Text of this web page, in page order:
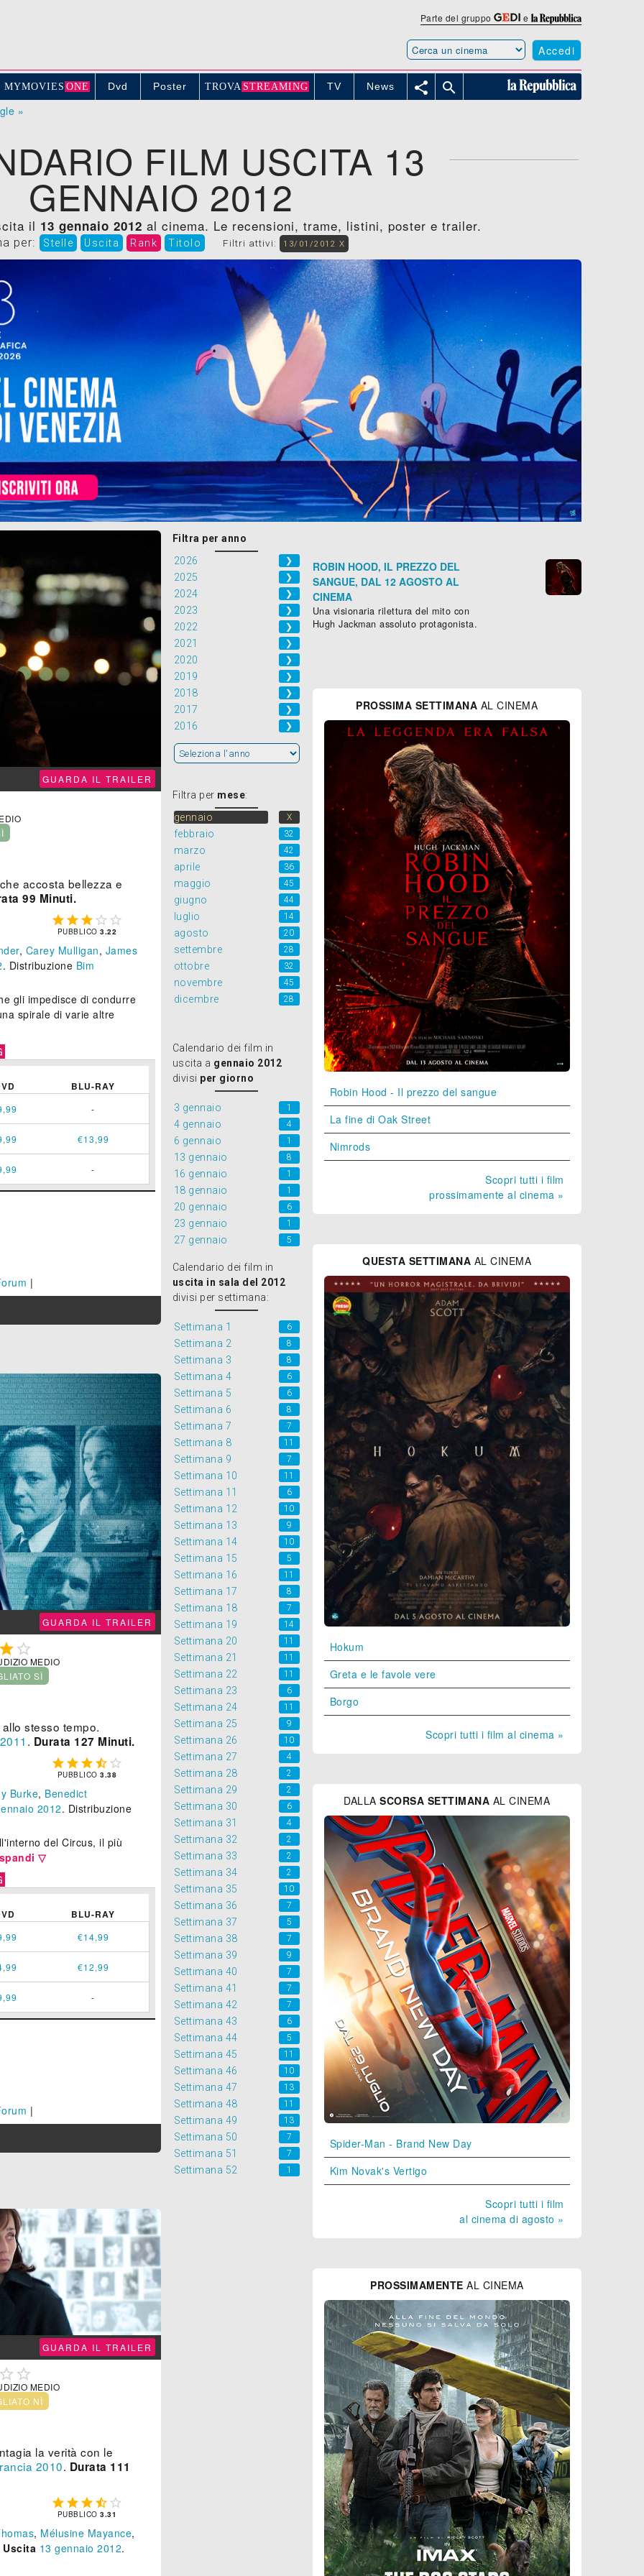
Parte del gruppo e
Accedi
MYMOVIE S ONE Dvd Poster TROVA STREAMING TV News  
»
FILM USCITA 13
GENNAIO 2012
il 13 gennaio 2012 al cinema. Le recensioni, trame, listini, poster e trailer.
per: Stelle Uscita Rank Titolo Filtri attivi: 13/01/2012 X
GUARDA IL TRAILER
accosta bellezza e
99 Minuti.
    
PUBBLICO3.22
, Carey Mulligan, James
. Distribuzione Bim
gli impedisce di condurre
spirale di varie altre
BLU-RAY
-
€13,99
-
|
GUARDA IL TRAILER

MEDIO
SÌ
stesso tempo.
2011 . Durata 127 Minuti.
    
PUBBLICO3.38
Burke, Benedict
2012. Distribuzione
del Circus, il più
▽
BLU-RAY
€14,99
€12,99
-
|
GUARDA IL TRAILER

MEDIO
NÌ
la verità con le
2010. Durata 111
    
PUBBLICO3.31
, Mélusine Mayance,
Uscita 13 gennaio 2012.
Filtra per anno
2026
❯
2025 ❯
2024 ❯
2023 ❯
2022 ❯
2021 ❯
2020 ❯
2019 ❯
2018 ❯
2017 ❯
2016 ❯
Filtra per mese:
gennaio
X
febbraio 32
marzo 42
aprile 36
maggio 45
giugno 44
luglio 14
agosto 20
settembre 28
ottobre 32
novembre 45
dicembre 28
Calendario dei film in
uscita a gennaio 2012
divisi per giorno
3 gennaio 1
4 gennaio 4
6 gennaio 1
13 gennaio 8
16 gennaio 1
18 gennaio 1
20 gennaio 6
23 gennaio 1
27 gennaio 5
Calendario dei film in
uscita in sala del 2012
divisi per settimana:
Settimana 1 6
Settimana 2 8
Settimana 3 8
Settimana 4 6
Settimana 5 6
Settimana 6 8
Settimana 7 7
Settimana 8 11
Settimana 9 7
Settimana 10 11
Settimana 11 6
Settimana 12 10
Settimana 13 9
Settimana 14 10
Settimana 15 5
Settimana 16 11
Settimana 17 8
Settimana 18 7
Settimana 19 14
Settimana 20 11
Settimana 21 11
Settimana 22 11
Settimana 23 6
Settimana 24 11
Settimana 25 9
Settimana 26 10
Settimana 27 4
Settimana 28 2
Settimana 29 2
Settimana 30 6
Settimana 31 4
Settimana 32 2
Settimana 33 2
Settimana 34 2
Settimana 35 10
Settimana 36 7
Settimana 37 5
Settimana 38 7
Settimana 39 9
Settimana 40 7
Settimana 41 7
Settimana 42 7
Settimana 43 6
Settimana 44 5
Settimana 45 11
Settimana 46 10
Settimana 47 13
Settimana 48 11
Settimana 49 13
Settimana 50 7
Settimana 51 7
Settimana 52 1
ROBIN HOOD, IL PREZZO DEL
SANGUE, DAL 12 AGOSTO AL
CINEMA
Una visionaria rilettura del mito con
Hugh Jackman assoluto protagonista.
PROSSIMA SETTIMANA AL CINEMA
Robin Hood - Il prezzo del sangue
La fine di Oak Street
Nimrods
Scopri tutti i film
prossimamente al cinema »
QUESTA SETTIMANA AL CINEMA
Hokum
Greta e le favole vere
Borgo
Scopri tutti i film al cinema »
DALLASCORSA SETTIMANA AL CINEMA
Spider-Man - Brand New Day
Kim Novak's Vertigo
Scopri tutti i film
al cinema di agosto »
PROSSIMAMENTE AL CINEMA